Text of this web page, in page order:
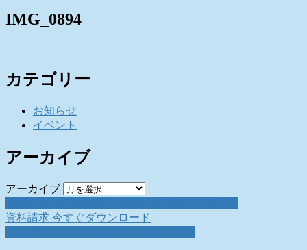
IMG_0894
カテゴリー
お知らせ
イベント
アーカイブ
アーカイブ
資料請求 今すぐダウンロード